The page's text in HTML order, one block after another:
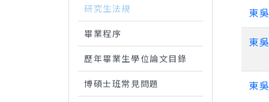
研究生法規
畢業程序
歷年畢業生學位論文目錄
博碩士班常見問題
東
東
東